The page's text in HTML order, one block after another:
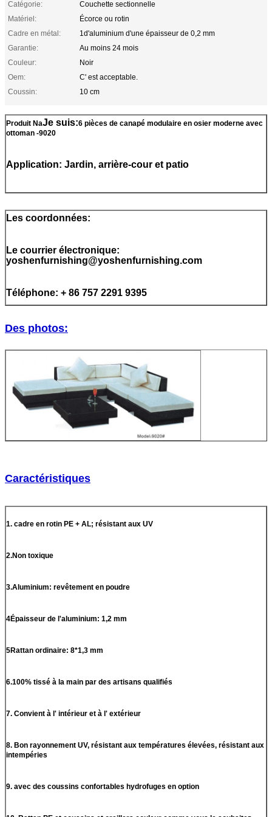
Catégorie:
Couchette sectionnelle
Matériel:
Écorce ou rotin
Cadre en métal:
1d'aluminium d'une épaisseur de 0,2 mm
Garantie:
Au moins 24 mois
Couleur:
Noir
Oem:
C' est acceptable.
Coussin:
10 cm
Produit NaJe suis:6 pièces de canapé modulaire en osier moderne avec
ottoman -9020
Application: Jardin, arrière-cour et patio
Les coordonnées:
Le courrier électronique:
yoshenfurnishing@yoshenfurnishing.com
Téléphone: + 86 757 2291 9395
Des photos:
Caractéristiques
1. cadre en rotin PE + AL; résistant aux UV
2.Non toxique
3.Aluminium: revêtement en poudre
4Épaisseur de l'aluminium: 1,2 mm
5Rattan ordinaire: 8*1,3 mm
6.100% tissé à la main par des artisans qualifiés
7. Convient à l' intérieur et à l' extérieur
8. Bon rayonnement UV, résistant aux températures élevées, résistant aux
intempéries
9. avec des coussins confortables hydrofuges en option